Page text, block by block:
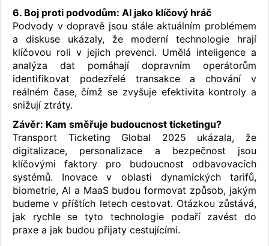
6. Boj proti podvodům: AI jako klíčový hráč
Podvody v dopravě jsou stále aktuálním problémem
a diskuse ukázaly, že moderní technologie hrají
klíčovou roli v jejich prevenci. Umělá inteligence a
analýza dat pomáhají dopravním operátorům
identifikovat podezřelé transakce a chování v
reálném čase, čímž se zvyšuje efektivita kontroly a
snižují ztráty.
Závěr: Kam směřuje budoucnost ticketingu?
Transport Ticketing Global 2025 ukázala, že
digitalizace, personalizace a bezpečnost jsou
klíčovými faktory pro budoucnost odbavovacích
systémů. Inovace v oblasti dynamických tarifů,
biometrie, AI a MaaS budou formovat způsob, jakým
budeme v příštích letech cestovat. Otázkou zůstává,
jak rychle se tyto technologie podaří zavést do
praxe a jak budou přijaty cestujícími.